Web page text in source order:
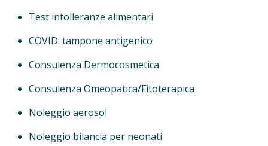
Test intolleranze alimentari
COVID: tampone antigenico
Consulenza Dermocosmetica
Consulenza Omeopatica/Fitoterapica
Noleggio aerosol
Noleggio bilancia per neonati